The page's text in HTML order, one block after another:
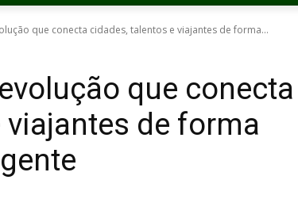
que conecta cidades, talentos e viajantes de forma...
que conecta
de forma